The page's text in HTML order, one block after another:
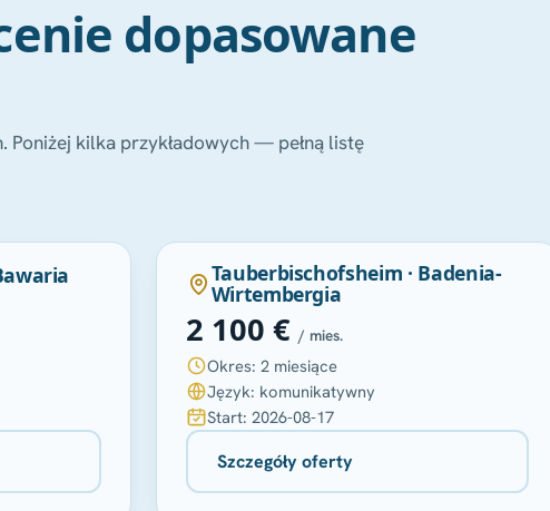
dopasowane
Poniżej kilka przykładowych — pełną listę
Tauberbischofsheim · Badenia-
Wirtembergia
2 100 € / mies.
Okres: 2 miesiące
Język: komunikatywny
Start: 2026-08-17
Szczegóły oferty